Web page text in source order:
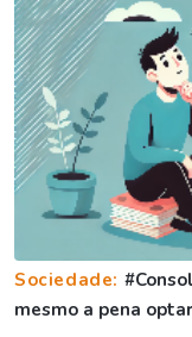
Sociedade:
mesmo a pena